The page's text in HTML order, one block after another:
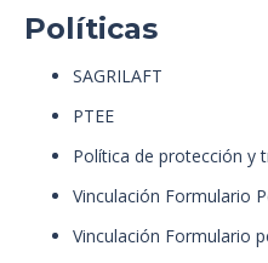
Políticas
SAGRILAFT
PTEE
Política de protección y
Vinculación Formulario
Vinculación Formulario